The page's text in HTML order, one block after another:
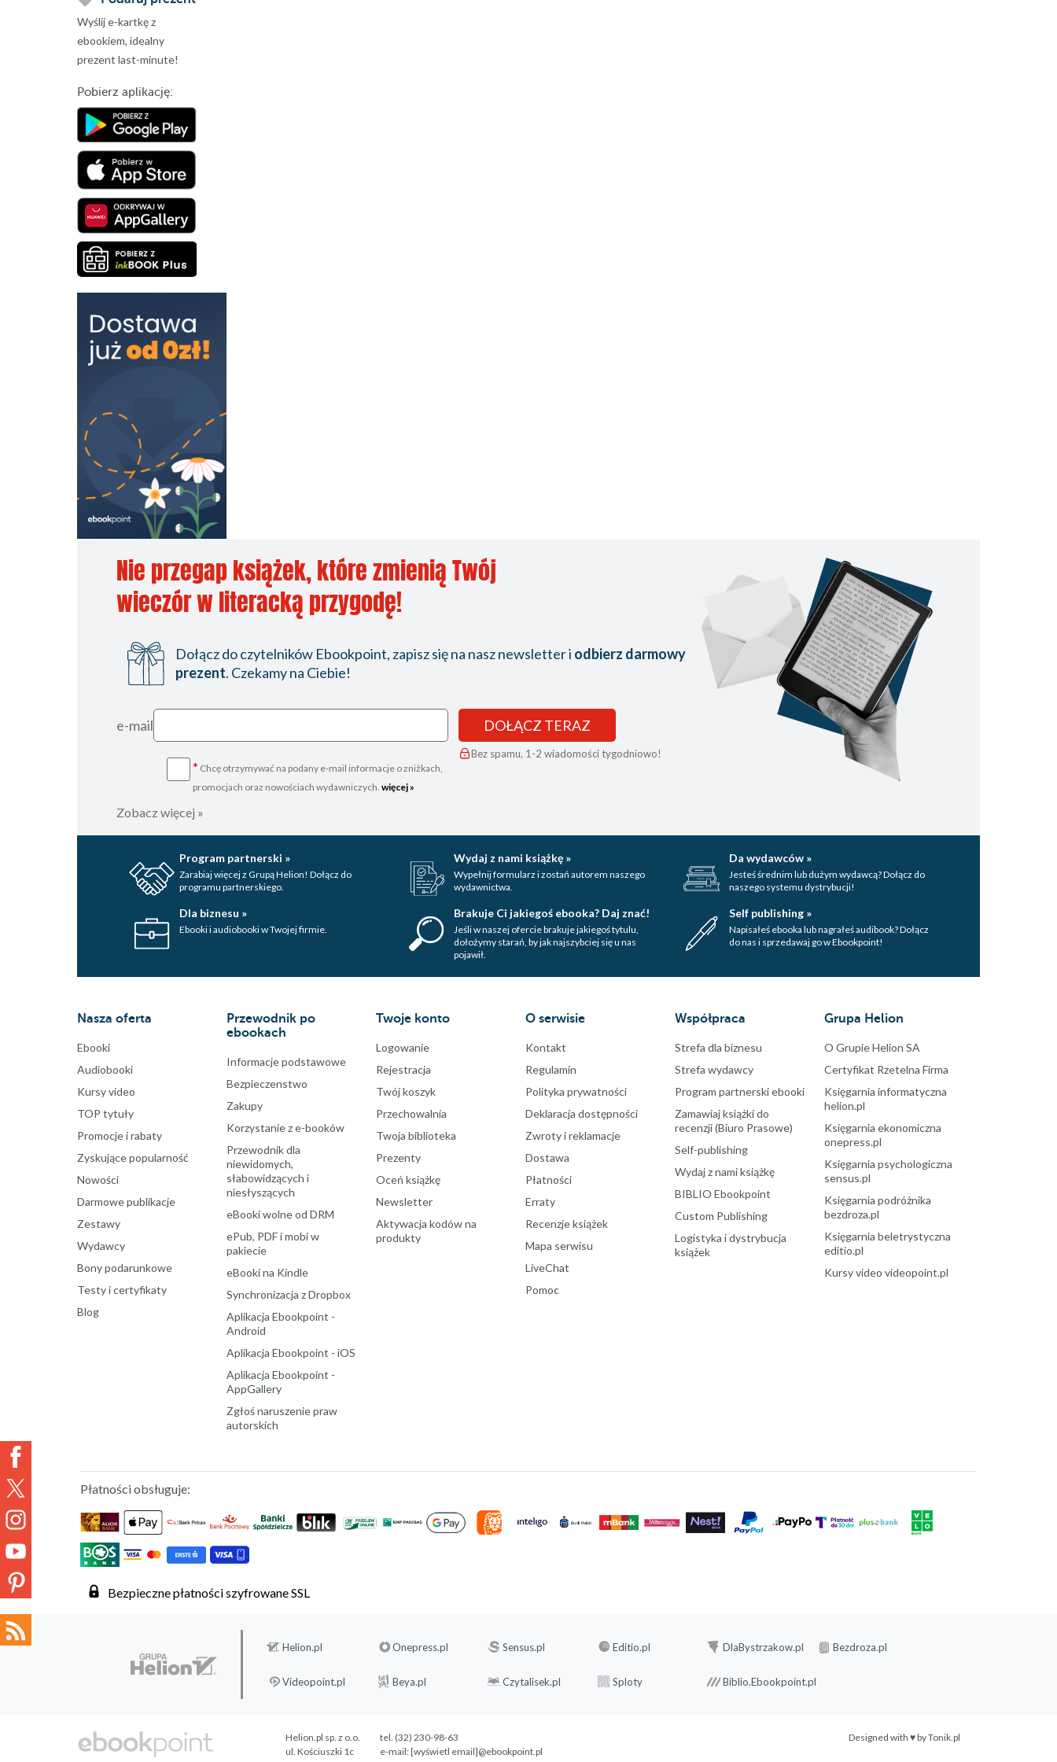
Wyślij e-kartkę z
ebookiem, idealny
prezent last-minute!
Pobierz aplikację:
Nie przegap książek, które zmienią Twój
wieczór w literacką przygodę!
Dołącz do czytelników Ebookpoint, zapisz się na nasz newsletter i odbierz darmowy
prezent. Czekamy na Ciebie!
e-mail
* Chcę otrzymywać na podany e-mail informacje o zniżkach,
promocjach oraz nowościach wydawniczych. więcej »
DOŁĄCZ TERAZ
Bez spamu, 1-2 wiadomości tygodniowo!
Zobacz więcej »
Program partnerski »
Zarabiaj więcej z Grupą Helion! Dołącz do
programu partnerskiego.
Wydaj z nami książkę »
Wypełnij formularz i zostań autorem naszego
wydawnictwa.
Da wydawców »
Jesteś średnim lub dużym wydawcą? Dołącz do
naszego systemu dystrybucji!
Dla biznesu »
Ebooki i audiobooki w Twojej firmie.
Brakuje Ci jakiegoś ebooka? Daj znać!
Jeśli w naszej ofercie brakuje jakiegoś tytulu,
dołożymy starań, by jak najszybciej się u nas
pojawił.
Self publishing »
Napisałeś ebooka lub nagrałeś audibook? Dołącz
do nas i sprzedawaj go w Ebookpoint!
Nasza oferta
Ebooki
Audiobooki
Kursy video
TOP tytuły
Promocje i rabaty
Zyskujące popularność
Nowości
Darmowe publikacje
Zestawy
Wydawcy
Bony podarunkowe
Testy i certyfikaty
Blog
Przewodnik po
ebookach
Informacje podstawowe
Bezpieczenstwo
Zakupy
Korzystanie z e-booków
Przewodnik dla
niewidomych,
słabowidzących i
niesłyszących
eBooki wolne od DRM
ePub, PDF i mobi w
pakiecie
eBooki na Kindle
Synchronizacja z Dropbox
Aplikacja Ebookpoint -
Android
Aplikacja Ebookpoint - iOS
Aplikacja Ebookpoint -
AppGallery
Zgłoś naruszenie praw
autorskich
Twoje konto
Logowanie
Rejestracja
Twój koszyk
Przechowalnia
Twoja biblioteka
Prezenty
Oceń książkę
Newsletter
Aktywacja kodów na
produkty
O serwisie
Kontakt
Regulamin
Polityka prywatności
Deklaracja dostępności
Zwroty i reklamacje
Dostawa
Płatności
Erraty
Recenzje książek
Mapa serwisu
LiveChat
Pomoc
Współpraca
Strefa dla biznesu
Strefa wydawcy
Program partnerski ebooki
Zamawiaj książki do
recenzji (Biuro Prasowe)
Self-publishing
Wydaj z nami książkę
BIBLIO Ebookpoint
Custom Publishing
Logistyka i dystrybucja
książek
Grupa Helion
O Grupie Helion SA
Certyfikat Rzetelna Firma
Księgarnia informatyczna
helion.pl
Księgarnia ekonomiczna
onepress.pl
Księgarnia psychologiczna
sensus.pl
Księgarnia podróżnika
bezdroza.pl
Księgarnia beletrystyczna
editio.pl
Kursy video videopoint.pl
Płatności obsługuje:
Bezpieczne płatności szyfrowane SSL
Helion.pl Onepress.pl Sensus.pl Editio.pl DlaBystrzakow.pl Bezdroza.pl
Videopoint.pl Beya.pl Czytalisek.pl Sploty Biblio.Ebookpoint.pl
Designed with ♥ byTonik.pl
Helion.pl sp. z o.o.
ul. Kościuszki 1c
tel. (32) 230-98-63
e-mail:[wyświetl email]@ebookpoint.pl